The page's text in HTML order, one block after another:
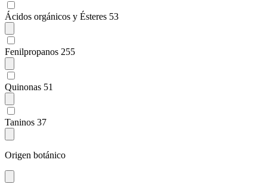
Ácidos orgánicos y Ésteres 53
Fenilpropanos 255
Quinonas 51
Taninos 37
Origen botánico